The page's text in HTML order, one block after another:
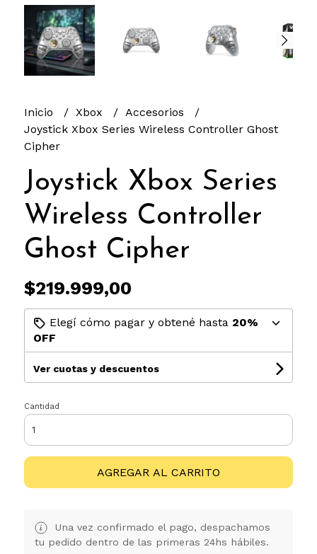
Inicio Xbox
Accesorios
Joystick Xbox Series Wireless Controller Ghost
Cipher
Joystick Xbox Series
Wireless Controller
Ghost Cipher
$219.999,00
Elegí cómo pagar y obtené hasta 20%
OFF
Ver cuotas y descuentos
Cantidad
AGREGAR AL CARRITO
Una vez confirmado el pago, despachamos
tu pedido dentro de las primeras 24hs hábiles.